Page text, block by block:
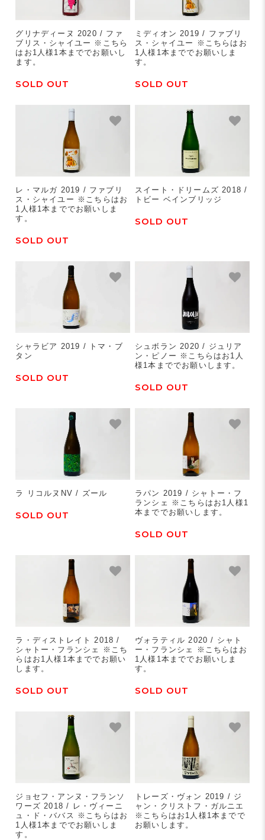
グリナディーヌ 2020 / ファ
ブリス・シャイユー ※こちら
はお1人様1本まででお願いし
ます。
SOLD OUT
ミディオン 2019 / ファブリ
ス・シャイユー ※こちらはお
1人様1本まででお願いしま
す。
SOLD OUT
レ・マルガ 2019 / ファブリ
ス・シャイユー ※こちらはお
1人様1本まででお願いしま
す。
SOLD OUT
スイート・ドリームズ 2018 /
トビー ベインブリッジ
SOLD OUT
シャラビア 2019 / トマ・ブ
タン
SOLD OUT
シュボラン 2020 / ジュリア
ン・ピノー ※こちらはお1人
様1本まででお願いします。
SOLD OUT
ラ リコルヌNV / ズール
SOLD OUT
ラパン 2019 / シャトー・フ
ランシェ ※こちらはお1人様1
本まででお願いします。
SOLD OUT
ラ・ディストレイト 2018 /
シャトー・フランシェ ※こち
らはお1人様1本まででお願い
します。
SOLD OUT
ヴォラティル 2020 / シャト
ー・フランシェ ※こちらはお
1人様1本まででお願いしま
す。
SOLD OUT
ジョセフ・アンヌ・フランソ
ワーズ 2018 / レ・ヴィーニ
ュ・ド・ババス ※こちらはお
1人様1本まででお願いしま
す。
トレーズ・ヴォン 2019 / ジ
ャン・クリストフ・ガルニエ
※こちらはお1人様1本までで
お願いします。